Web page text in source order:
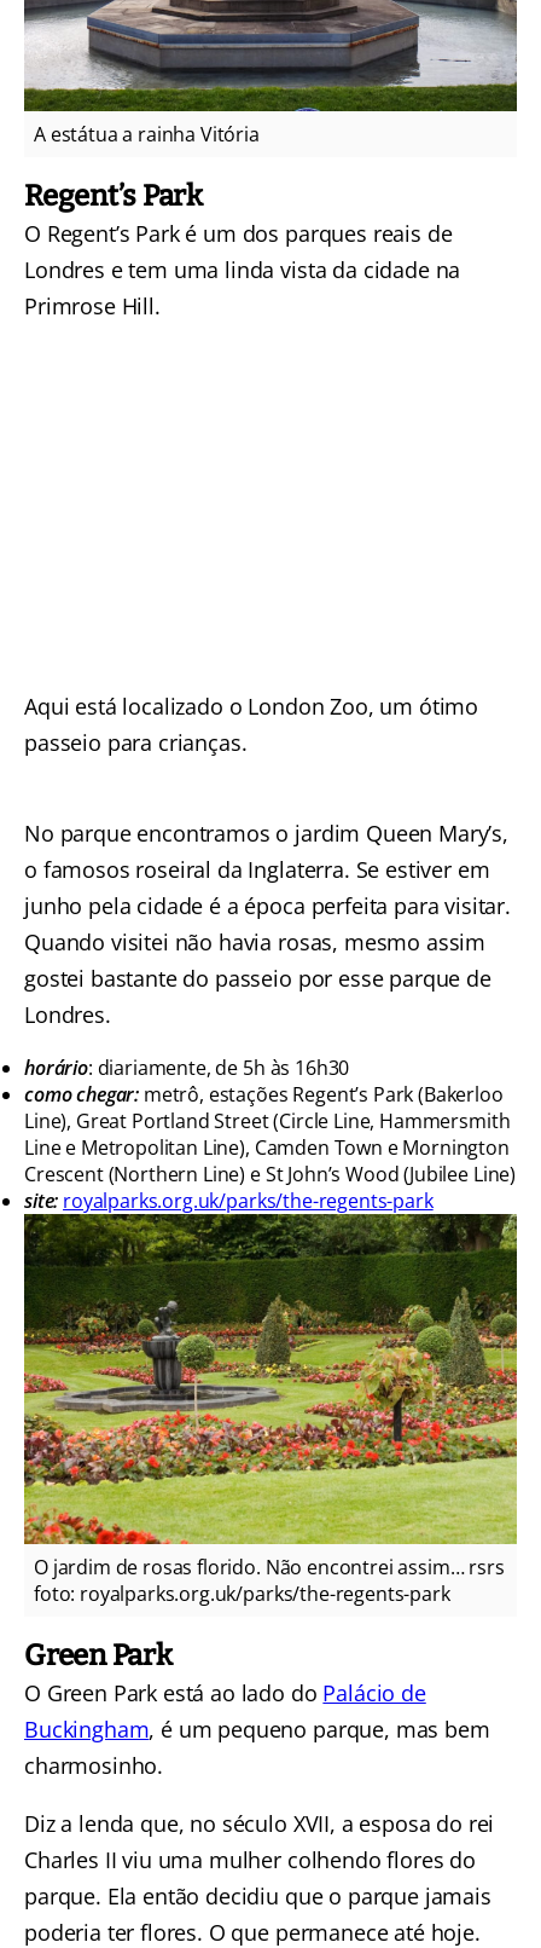
A estátua a rainha Vitória
Regent’s Park
O Regent’s Park é um dos parques reais de
Londres e tem uma linda vista da cidade na
Primrose Hill.
Aqui está localizado o London Zoo, um ótimo
passeio para crianças.
No parque encontramos o jardim Queen Mary’s,
o famosos roseiral da Inglaterra. Se estiver em
junho pela cidade é a época perfeita para visitar.
Quando visitei não havia rosas, mesmo assim
gostei bastante do passeio por esse parque de
Londres.
horário: diariamente, de 5h às 16h30
como chegar: metrô, estações Regent’s Park (Bakerloo
Line), Great Portland Street (Circle Line, Hammersmith
Line e Metropolitan Line), Camden Town e Mornington
Crescent (Northern Line) e St John’s Wood (Jubilee Line)
site: royalparks.org.uk/parks/the-regents-park
O jardim de rosas florido. Não encontrei assim… rsrs
foto: royalparks.org.uk/parks/the-regents-park
Green Park
O Green Park está ao lado do Palácio de
Buckingham, é um pequeno parque, mas bem
charmosinho.
Diz a lenda que, no século XVII, a esposa do rei
Charles II viu uma mulher colhendo flores do
parque. Ela então decidiu que o parque jamais
poderia ter flores. O que permanece até hoje.